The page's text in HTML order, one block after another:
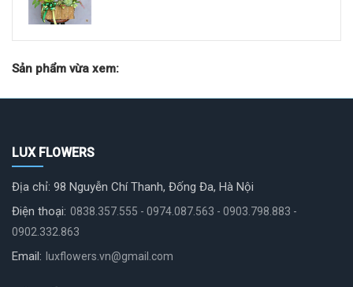
Sản phẩm vừa xem:
LUX FLOWERS
Địa chỉ: 98 Nguyễn Chí Thanh, Đống Đa, Hà Nội
Điện thoại: 0838.357.555 - 0974.087.563 - 0903.798.883 -
0902.332.863
Email: luxflowers.vn@gmail.com